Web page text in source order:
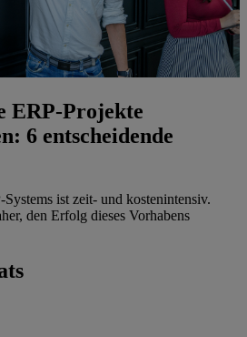
ERP-Projekte
6 entscheidende
ist zeit- und kostenintensiv.
den Erfolg dieses Vorhabens